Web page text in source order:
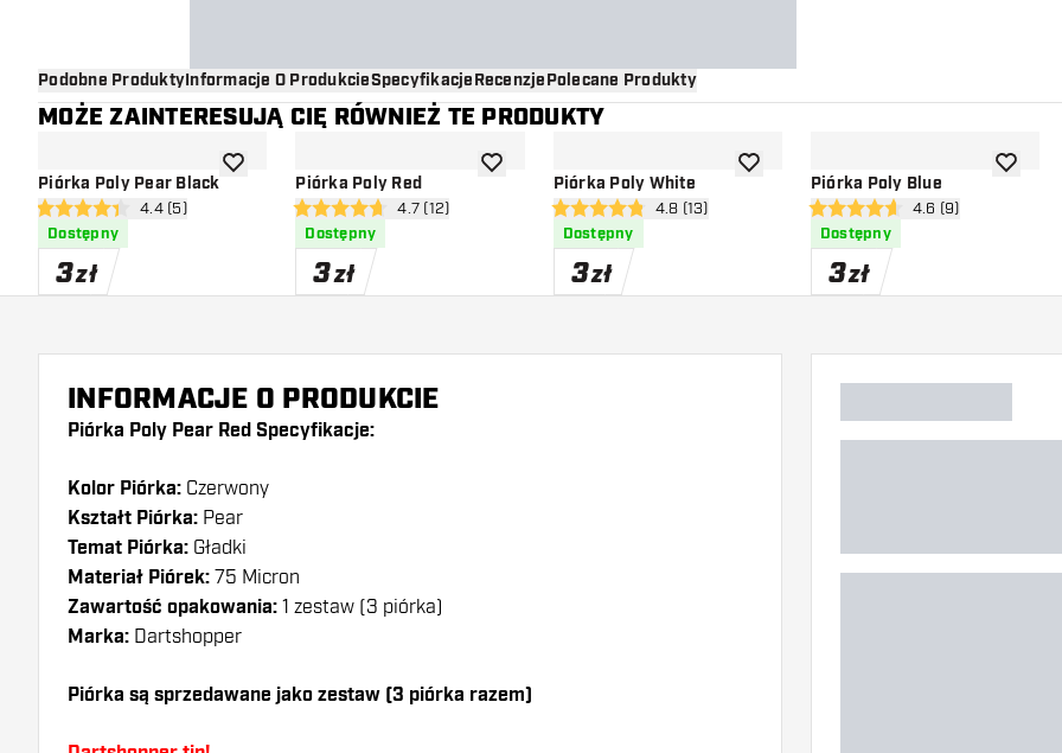
Podobne ProduktyInformacje O ProdukcieSpecyfikacjeRecenzjePolecane Produkty
MOŻE ZAINTERESUJĄ CIĘ RÓWNIEŻ TE PRODUKTY
Piórka Poly Pear Black
otwórz panel recenzji
4.4 gwiazdki oceny
4.4 (5)
Dostępny
3zł
dodaj do listy życzeń
Piórka Poly Red
otwórz panel recenzji
4.7 gwiazdki oceny
4.7 (12)
Dostępny
3zł
dodaj do listy życzeń
Piórka Poly White
otwórz panel recenzji
4.8 gwiazdki oceny
4.8 (13)
Dostępny
3zł
dodaj do listy życzeń
Piórka Poly Blue
otwórz panel recenzji
4.6 gwiazdki oceny
4.6 (9)
Dostępny
3zł
dodaj
INFORMACJE O PRODUKCIE
Piórka Poly Pear Red Specyfikacje:
Kolor Piórka: Czerwony
Kształt Piórka: Pear
Temat Piórka: Gładki
Materiał Piórek: 75 Micron
Zawartość opakowania: 1 zestaw (3 piórka)
Marka: Dartshopper
Piórka są sprzedawane jako zestaw (3 piórka razem)